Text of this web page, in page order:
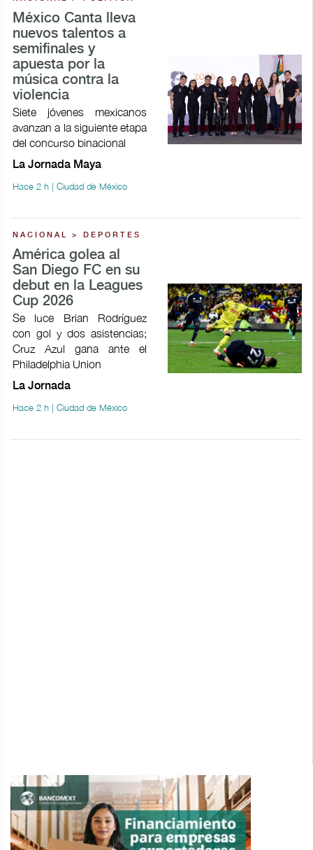
México Canta lleva
nuevos talentos a
semifinales y
apuesta por la
música contra la
violencia
Siete jóvenes mexicanos
avanzan a la siguiente etapa
del concurso binacional
La Jornada Maya
Hace 2 h | Ciudad de México
NACIONAL > DEPORTES
América golea al
San Diego FC en su
debut en la Leagues
Cup 2026
Se luce Brian Rodríguez
con gol y dos asistencias;
Cruz Azul gana ante el
Philadelphia Union
La Jornada
Hace 2 h | Ciudad de México